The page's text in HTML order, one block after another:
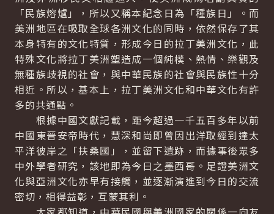
「民族熔爐」，所以又稱本紀念日為「種族日」。而
美洲地區在吸取全球各洲文化的同時，依然保存了其
本身特有的文化特質，形成今日的拉丁美洲文化，此
特殊文化將拉丁美洲塑造成一個純樸、熱情、樂觀及
無種族歧視的社會，與中華民族的社會與民族性十分
相近。所以，基本上，拉丁美洲文化和中華文化有許
多的共通點。
根據中國文獻記載，距今超過一千五百多年以前
中國東晉安帝時代，慧深和尚即曾因出洋取經到達太
平洋彼岸之「扶桑國」，並留下遺跡，而據事後眾多
中外學者研究，該地即為今日之墨西哥。足證美洲文
化與亞洲文化亦早有接觸，並逐漸演進到今日的交流
密切，相得益彰，互蒙其利。